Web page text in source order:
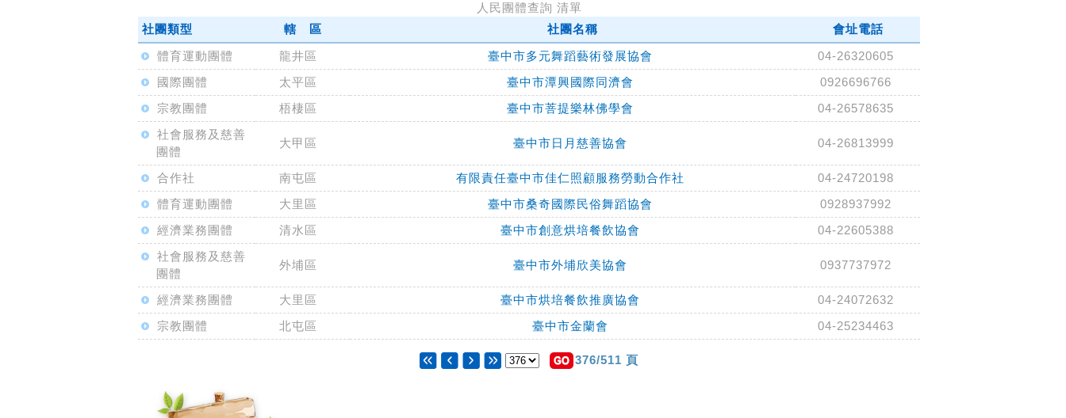
人民團體查詢 清單
社團類型
轄 區 社團名稱
會址電話
體育運動團體
龍井區 臺中市多元舞蹈藝術發展協會
04-26320605
國際團體
太平區 臺中市潭興國際同濟會
0926696766
宗教團體
梧棲區 臺中市菩提樂林佛學會
04-26578635
社會服務及慈善
團體
大甲區 臺中市日月慈善協會 04-26813999
合作社 南屯區 有限責任臺中市佳仁照顧服務勞動合作社
04-24720198
體育運動團體
大里區 臺中市桑奇國際民俗舞蹈協會
0928937992
經濟業務團體
清水區 臺中市創意烘培餐飲協會
04-22605388
社會服務及慈善
團體
外埔區 臺中市外埔欣美協會 0937737972
經濟業務團體 大里區 臺中市烘培餐飲推廣協會
04-24072632
宗教團體
北屯區 臺中市金蘭會 04-25234463
376/511 頁